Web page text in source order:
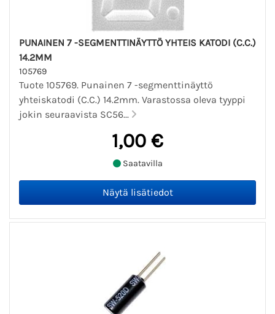
PUNAINEN 7 -SEGMENTTINÄYTTÖ YHTEIS KATODI (C.C.)
14.2MM
105769
Tuote 105769. Punainen 7 -segmenttinäyttö
yhteiskatodi (C.C.) 14.2mm. Varastossa oleva tyyppi
jokin seuraavista SC56...
1,00 €
Saatavilla